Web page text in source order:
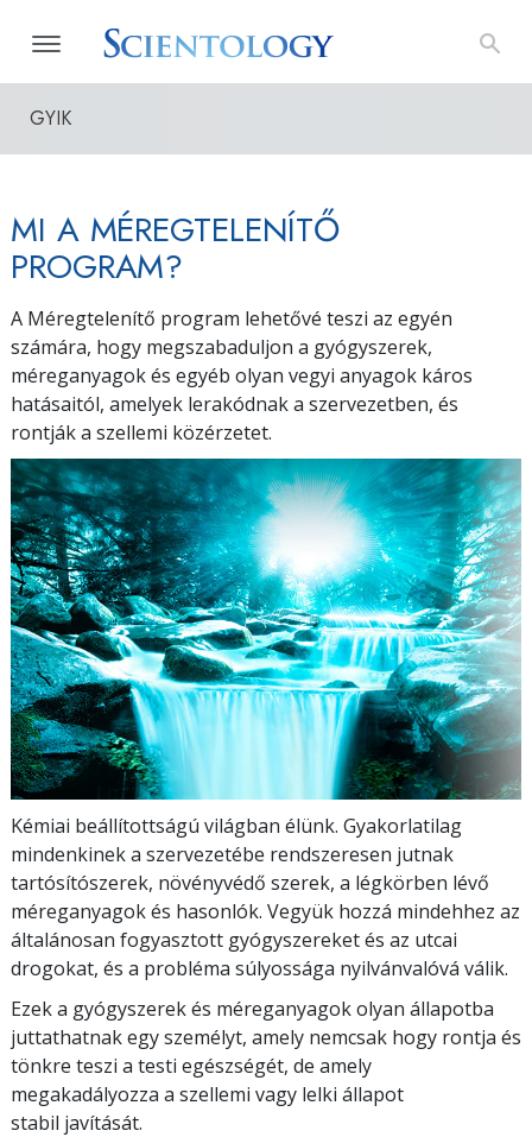
GYIK
MI A MÉREGTELENÍTŐ
PROGRAM?
A Méregtelenítő program lehetővé teszi az egyén
számára, hogy megszabaduljon a gyógyszerek,
méreganyagok és egyéb olyan vegyi anyagok káros
hatásaitól, amelyek lerakódnak a szervezetben, és
rontják a szellemi közérzetet.
Kémiai beállítottságú világban élünk. Gyakorlatilag
mindenkinek a szervezetébe rendszeresen jutnak
tartósítószerek, növényvédő szerek, a légkörben lévő
méreganyagok és hasonlók. Vegyük hozzá mindehhez az
általánosan fogyasztott gyógyszereket és az utcai
drogokat, és a probléma súlyossága nyilvánvalóvá válik.
Ezek a gyógyszerek és méreganyagok olyan állapotba
juttathatnak egy személyt, amely nemcsak hogy rontja és
tönkre teszi a testi egészségét, de amely
megakadályozza a szellemi vagy lelki állapot
stabil javítását.